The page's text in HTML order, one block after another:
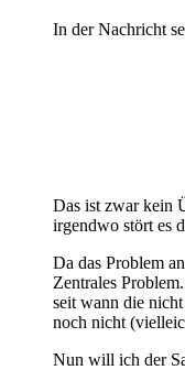
In der Nachricht
Das ist zwar kein
irgendwo stört es
Da das Problem
Zentrales
seit wann die
noch nicht
Nun will ich der